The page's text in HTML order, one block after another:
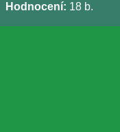
Hodnocení: 18 b.